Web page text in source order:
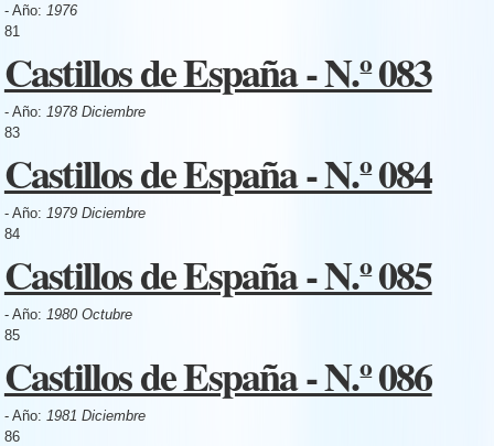
- Año: 1976
81
Castillos de España - N.º 083
- Año: 1978 Diciembre
83
Castillos de España - N.º 084
- Año: 1979 Diciembre
84
Castillos de España - N.º 085
- Año: 1980 Octubre
85
Castillos de España - N.º 086
- Año: 1981 Diciembre
86